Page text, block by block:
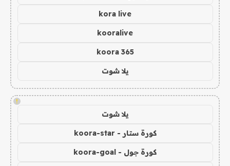
kora live
kooralive
koora 365
يلا شوت
!
يلا شوت
كورة ستار - koora-star
كورة جول - koora-goal